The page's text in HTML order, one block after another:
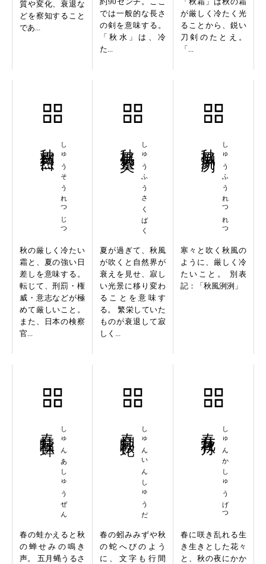
質や変化、衰退な
どを察知すること
であ...
では一般的な長さ
の剣を意味する。
「秋水」は、冷
た...
が厳しく冷たく光
ることから、鋭い
刀剣のたとえ。
「...
しゅうそうれつじつ
秋の厳しく冷たい
霜と、夏の強い日
差しを意味する。
転じて、刑罰・権
威・意志などが極
めて厳しいこと。
また、日本の検察
官...
しゅうふうさくばく
夏が過ぎて、秋風
が吹くと自然界が
衰えを見せ、寂し
い光景に移り変わ
ることを意味す
る。 繁栄していた
ものが衰退して寂
しく...
しゅうふうれつれつ
寒々と吹く秋風の
ように、厳しく冷
たいこと。 別表
記：「秋風洌洌」
しゅんあしゅうぜん
春の蛙かえると秋
の蝉せみの鳴き
声。 五月蝿うるさ
しゅんいんしゅうだ
春の蚓みみずや秋
の蛇へびのよう
に、文字も行間
しゅんかしゅうげつ
春に咲き乱れる生
き生きとした花々
と、秋の夜にかか